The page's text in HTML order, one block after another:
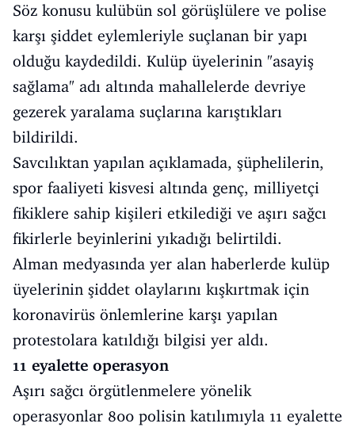
Söz konusu kulübün sol görüşlülere ve polise
karşı şiddet eylemleriyle suçlanan bir yapı
olduğu kaydedildi. Kulüp üyelerinin "asayiş
sağlama" adı altında mahallelerde devriye
gezerek yaralama suçlarına karıştıkları
bildirildi.
Savcılıktan yapılan açıklamada, şüphelilerin,
spor faaliyeti kisvesi altında genç, milliyetçi
fikiklere sahip kişileri etkilediği ve aşırı sağcı
fikirlerle beyinlerini yıkadığı belirtildi.
Alman medyasında yer alan haberlerde kulüp
üyelerinin şiddet olaylarını kışkırtmak için
koronavirüs önlemlerine karşı yapılan
protestolara katıldığı bilgisi yer aldı.
11 eyalette operasyon
Aşırı sağcı örgütlenmelere yönelik
operasyonlar 800 polisin katılımıyla 11 eyalette